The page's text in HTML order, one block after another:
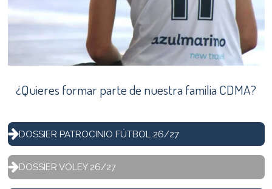
¿Quieres formar parte de nuestra familia CDMA?
DOSSIER PATROCINIO FÚTBOL 26/27
DOSSIER VÓLEY 26/27